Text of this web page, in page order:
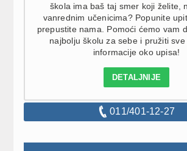
škola ima baš taj smer koji želite,
vanrednim učenicima? Popunite
prepustite nama. Pomoći ćemo vam
najbolju školu za sebe i pružiti
informacije oko upisa!
DETALJNIJE
011/401-12-27